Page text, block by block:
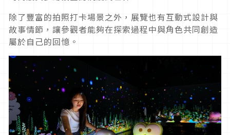
除了豐富的拍照打卡場景之外，展覽也有互動式設計與
故事情節，讓參觀者能夠在探索過程中與角色共同創造
屬於自己的回憶。